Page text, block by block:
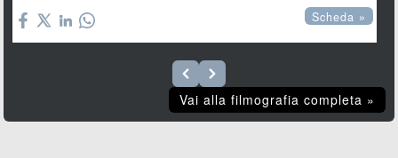
Scheda »
Vai alla filmografia completa »